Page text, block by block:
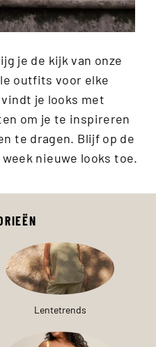
je de kijk van onze
outfits voor elke
je looks met
om je te inspireren
te dragen. Blijf op de
nieuwe looks toe.
Lentetrends